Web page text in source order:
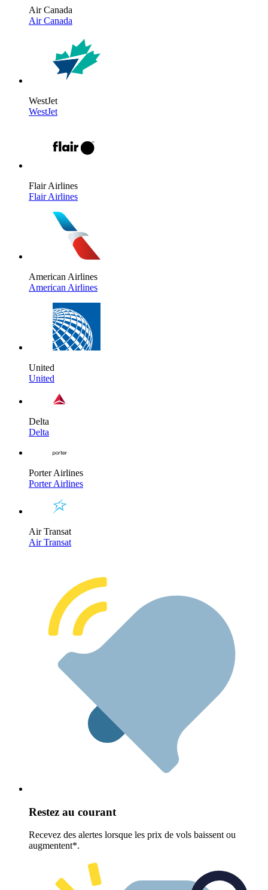
Air Canada
Air Canada
WestJet
WestJet
Flair Airlines
Flair Airlines
American Airlines
American Airlines
United
United
Delta
Delta
Porter Airlines
Porter Airlines
Air Transat
Air Transat
Restez au courant
Recevez des alertes lorsque les prix de vols baissent ou
augmentent*.